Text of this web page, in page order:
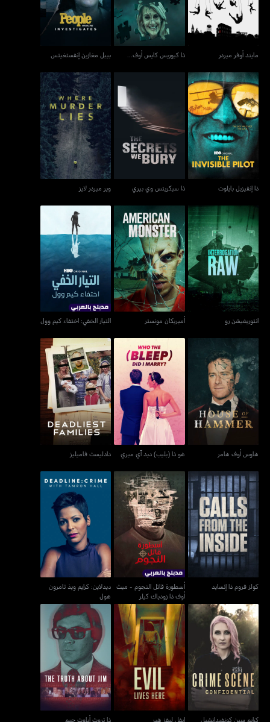
مايند أوفر ميردر ذا كيوريس كايس أوف... بيبل مغازين إنفستغيتس
ذا إنفيزبل بايلوت
ذا إنفيزبل بايلوت
ذا سيكريتس وي بيري
ذا سيكريتس وي بيري
وير ميردر لايز
وير ميردر لايز
انتوريغيشن رو
انتوريغيشن رو
أميريكان مونستر
أميريكان مونستر
التيار الخفي: اختفاء كيم
التيار الخفي: اختفاء كيم وول
هاوس أوف هامر
هاوس أوف هامر
هو ذا (بليب) ديد آي ميري
هو ذا (بليب) ديد آي ميري
دادليست فاميليز
دادليست فاميليز
كولز فروم ذا إنسايد
كولز فروم ذا إنسايد
أسطورة قاتل النجوم - ميث
أوف ذا زودياك كيلر
أسطورة قاتل النجوم - ميث
أوف ذا زودياك كيلر
ديدلاين: كرايم ويذ تامرون
هول
ديدلاين: كرايم ويذ تامرون
هول
كرايم سين كونفيدانشيل
كرايم سين كونفيدانشيل
إيفل ليفز هير
إيفل ليفز هير
ذا تروث أباوت جيم
ذا تروث أباوت جيم